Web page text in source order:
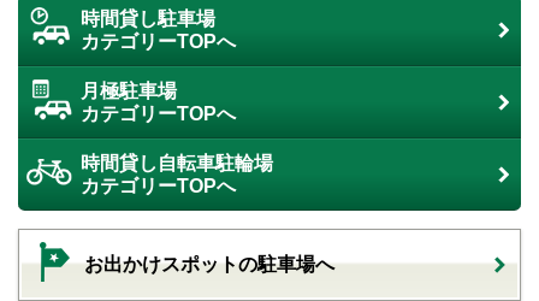
時間貸し駐車場
カテゴリーTOPへ
月極駐車場
カテゴリーTOPへ
時間貸し自転車駐輪場
カテゴリーTOPへ
お出かけスポットの駐車場へ